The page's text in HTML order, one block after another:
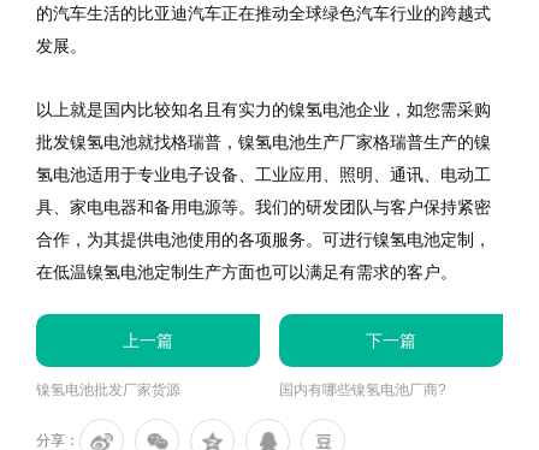
的汽车生活的比亚迪汽车正在推动全球绿色汽车行业的跨越式
发展。
以上就是国内比较知名且有实力的镍氢电池企业，如您需采购
批发镍氢电池就找格瑞普，镍氢电池生产厂家格瑞普生产的镍
氢电池适用于专业电子设备、工业应用、照明、通讯、电动工
具、家电电器和备用电源等。我们的研发团队与客户保持紧密
合作，为其提供电池使用的各项服务。可进行镍氢电池定制，
在低温镍氢电池定制生产方面也可以满足有需求的客户。
上一篇
镍氢电池批发厂家货源
下一篇
国内有哪些镍氢电池厂商?
分享：